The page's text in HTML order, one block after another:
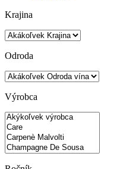
Krajina
Odroda
Výrobca